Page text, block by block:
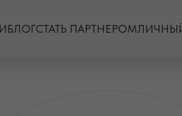
БЛОГСТАТЬ ПАРТНЕРОМ